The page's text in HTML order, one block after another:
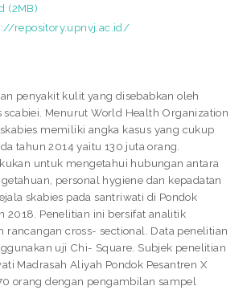
(2MB)
repository.upnvj.ac.id/
penyakit kulit yang disebabkan oleh
scabiei. Menurut World Health Organization
memiliki angka kasus yang cukup
tahun 2014 yaitu 130 juta orang.
untuk mengetahui hubungan antara
personal hygiene dan kepadatan
skabies pada santriwati di Pondok
2018. Penelitian ini bersifat analitik
rancangan cross- sectional. Data penelitian
uji Chi- Square. Subjek penelitian
Madrasah Aliyah Pondok Pesantren X
orang dengan pengambilan sampel